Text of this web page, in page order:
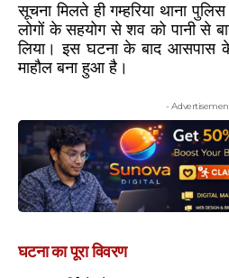
सूचना मिलते ही गम्हरिया थाना
लोगों के सहयोग से शव को पानी से
लिया। इस घटना के बाद आसपास
माहौल बना हुआ है।
-
घटना का पूरा विवरण